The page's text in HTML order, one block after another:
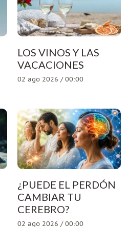
LOS VINOS Y LAS
VACACIONES
02 ago 2026 / 00:00
¿PUEDE EL PERDÓN
CAMBIAR TU
CEREBRO?
02 ago 2026 / 00:00